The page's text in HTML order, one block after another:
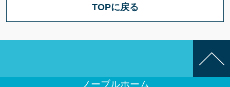
TOPに戻る
ノーブルホーム